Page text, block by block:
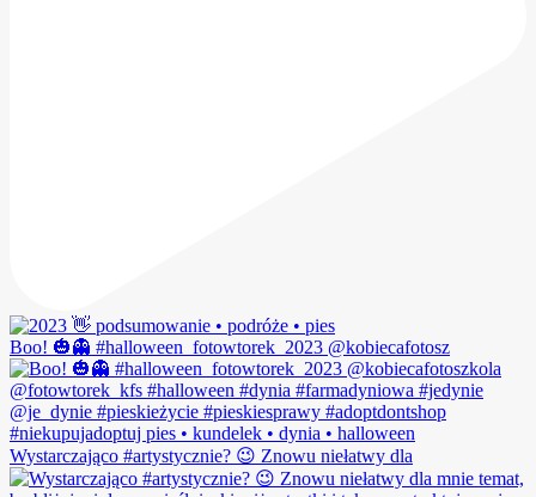
Boo! 🎃👻 #halloween_fotowtorek_2023 @kobiecafotosz
Wystarczająco #artystycznie? 😉 Znowu niełatwy dla